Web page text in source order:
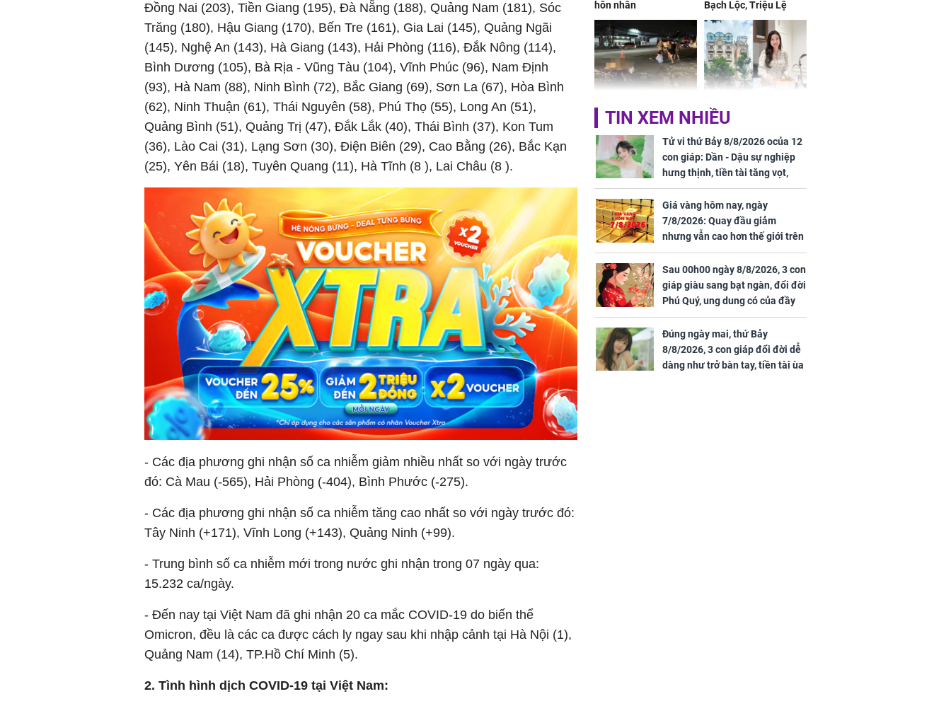
Đồng Nai (203), Tiền Giang (195), Đà Nẵng (188), Quảng Nam (181), Sóc
Trăng (180), Hậu Giang (170), Bến Tre (161), Gia Lai (145), Quảng Ngãi
(145), Nghệ An (143), Hà Giang (143), Hải Phòng (116), Đắk Nông (114),
Bình Dương (105), Bà Rịa - Vũng Tàu (104), Vĩnh Phúc (96), Nam Định
(93), Hà Nam (88), Ninh Bình (72), Bắc Giang (69), Sơn La (67), Hòa Bình
(62), Ninh Thuận (61), Thái Nguyên (58), Phú Thọ (55), Long An (51),
Quảng Bình (51), Quảng Trị (47), Đắk Lắk (40), Thái Bình (37), Kon Tum
(36), Lào Cai (31), Lạng Sơn (30), Điện Biên (29), Cao Bằng (26), Bắc Kạn
(25), Yên Bái (18), Tuyên Quang (11), Hà Tĩnh (8 ), Lai Châu (8 ).
- Các địa phương ghi nhận số ca nhiễm giảm nhiều nhất so với ngày trước
đó: Cà Mau (-565), Hải Phòng (-404), Bình Phước (-275).
- Các địa phương ghi nhận số ca nhiễm tăng cao nhất so với ngày trước đó:
Tây Ninh (+171), Vĩnh Long (+143), Quảng Ninh (+99).
- Trung bình số ca nhiễm mới trong nước ghi nhận trong 07 ngày qua:
15.232 ca/ngày.
- Đến nay tại Việt Nam đã ghi nhận 20 ca mắc COVID-19 do biến thể
Omicron, đều là các ca được cách ly ngay sau khi nhập cảnh tại Hà Nội (1),
Quảng Nam (14), TP.Hồ Chí Minh (5).
2. Tình hình dịch COVID-19 tại Việt Nam:
hôn nhân
Bạch Lộc, Triệu Lệ
Dĩnh
TP.HCM: Nữ công nhân
tử vong trên đường đi
làm về trong khu công
nghiệp Sóng Thần
Đỗ Mỹ Linh hé lộ góc
bếp chill của nhà mới -
cạnh biệt thự bầu Hiển
Sau 00h00 ngày
8/8/2026, 3 con giáp
giàu sang bạt ngàn,
đổi đời Phú Quý, ung
dung có của đầy nhà,
ngày càng hưng thịnh
sung túc
TIN XEM NHIỀU
Tử vi thứ Bảy 8/8/2026 ocủa 12
con giáp: Dần - Dậu sự nghiệp
hưng thịnh, tiền tài tăng vọt,
Mão - Thân công việc bất trắc,
tiền mất tật mang
Giá vàng hôm nay, ngày
7/8/2026: Quay đầu giảm
nhưng vẫn cao hơn thế giới trên
7 triệu đồng
Sau 00h00 ngày 8/8/2026, 3 con
giáp giàu sang bạt ngàn, đổi đời
Phú Quý, ung dung có của đầy
nhà, ngày càng hưng thịnh sung
túc
Đúng ngày mai, thứ Bảy
8/8/2026, 3 con giáp đổi đời dễ
dàng như trở bàn tay, tiền tài ùa